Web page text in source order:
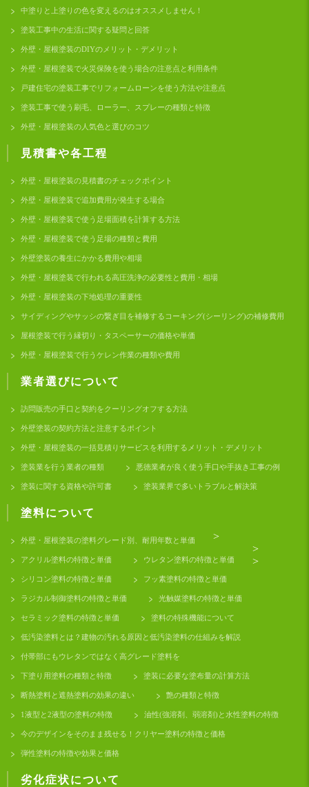
中塗りと上塗りの色を変えるのはオススメしません！
塗装工事中の生活に関する疑問と回答
外壁・屋根塗装のDIYのメリット・デメリット
外壁・屋根塗装で火災保険を使う場合の注意点と利用条件
戸建住宅の塗装工事でリフォームローンを使う方法や注意点
塗装工事で使う刷毛、ローラー、スプレーの種類と特徴
外壁・屋根塗装の人気色と選びのコツ
見積書や各工程
外壁・屋根塗装の見積書のチェックポイント
外壁・屋根塗装で追加費用が発生する場合
外壁・屋根塗装で使う足場面積を計算する方法
外壁・屋根塗装で使う足場の種類と費用
外壁塗装の養生にかかる費用や相場
外壁・屋根塗装で行われる高圧洗浄の必要性と費用・相場
外壁・屋根塗装の下地処理の重要性
サイディングやサッシの繋ぎ目を補修するコーキング(シーリング)の補修費用
屋根塗装で行う縁切り・タスペーサーの価格や単価
外壁・屋根塗装で行うケレン作業の種類や費用
業者選びについて
訪問販売の手口と契約をクーリングオフする方法
外壁塗装の契約方法と注意するポイント
外壁・屋根塗装の一括見積りサービスを利用するメリット・デメリット
塗装業を行う業者の種類 悪徳業者が良く使う手口や手抜き工事の例
塗装に関する資格や許可書 塗装業界で多いトラブルと解決策
塗料について
外壁・屋根塗装の塗料グレード別、耐用年数と単価
アクリル塗料の特徴と単価 ウレタン塗料の特徴と単価
シリコン塗料の特徴と単価 フッ素塗料の特徴と単価
ラジカル制御塗料の特徴と単価 光触媒塗料の特徴と単価
セラミック塗料の特徴と単価 塗料の特殊機能について
低汚染塗料とは？建物の汚れる原因と低汚染塗料の仕組みを解説
付帯部にもウレタンではなく高グレード塗料を
下塗り用塗料の種類と特徴 塗装に必要な塗布量の計算方法
断熱塗料と遮熱塗料の効果の違い 艶の種類と特徴
1液型と2液型の塗料の特徴
>
油性(強溶剤、弱溶剤)と水性塗料の特徴
>
今のデザインをそのまま残せる！クリヤー塗料の特徴と価格
>
弾性塗料の特徴や効果と価格
劣化症状について